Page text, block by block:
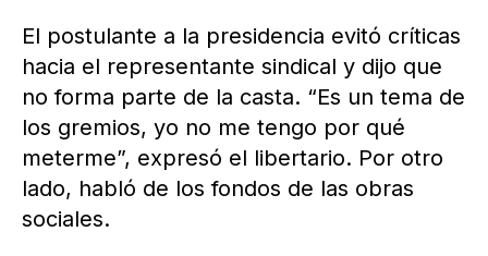
El postulante a la presidencia evitó críticas
hacia el representante sindical y dijo que
no forma parte de la casta. “Es un tema de
los gremios, yo no me tengo por qué
meterme”, expresó el libertario. Por otro
lado, habló de los fondos de las obras
sociales.